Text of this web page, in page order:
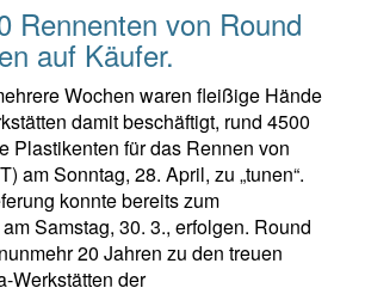
Rennenten von Round
auf Käufer.
Wochen waren fleißige Hände
damit beschäftigt, rund 4500
Plastikenten für das Rennen von
am Sonntag, 28. April, zu „tunen“.
konnte bereits zum
Samstag, 30. 3., erfolgen. Round
20 Jahren zu den treuen
Werkstätten der